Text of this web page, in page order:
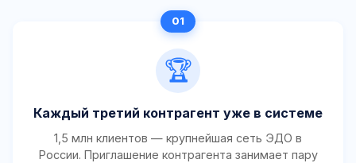
🏆
Каждый третий контрагент уже в системе
1,5 млн клиентов — крупнейшая сеть ЭДО в
России. Приглашение контрагента занимает пару